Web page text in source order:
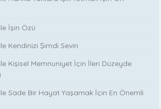
İşin Özü
Kendinizi Şimdi Sevin
Kişisel Memnuniyet İçin İleri Düzeyde
Sade Bir Hayat Yaşamak İçin En Önemli